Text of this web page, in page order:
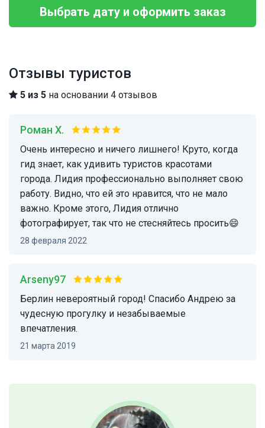
Выбрать дату и оформить заказ
Отзывы туристов
5 из 5 на основании 4 отзывов
Роман Х.
Очень интересно и ничего лишнего! Круто, когда
гид знает, как удивить туристов красотами
города. Лидия профессионально выполняет свою
работу. Видно, что ей это нравится, что не мало
важно. Кроме этого, Лидия отлично
фотографирует, так что не стесняйтесь просить😄
28 февраля 2022
arseny97
Берлин невероятный город! Спасибо Андрею за
чудесную прогулку и незабываемые
впечатления.
21 марта 2019